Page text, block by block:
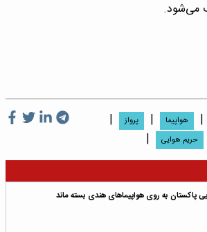
می‌شود.
| هواپیما | پرواز |
حریم هوایی
|
پاکستان به روی هواپیماهای هندی بسته ماند